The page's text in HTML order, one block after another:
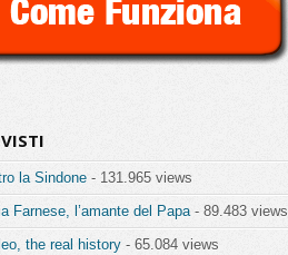
la Sindone - 131.965 views
Farnese, l’amante del Papa- 89.483 views
the real history - 65.084 views